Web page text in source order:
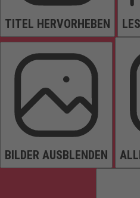
TITEL HERVORHEBEN
BILDER AUSBLENDEN